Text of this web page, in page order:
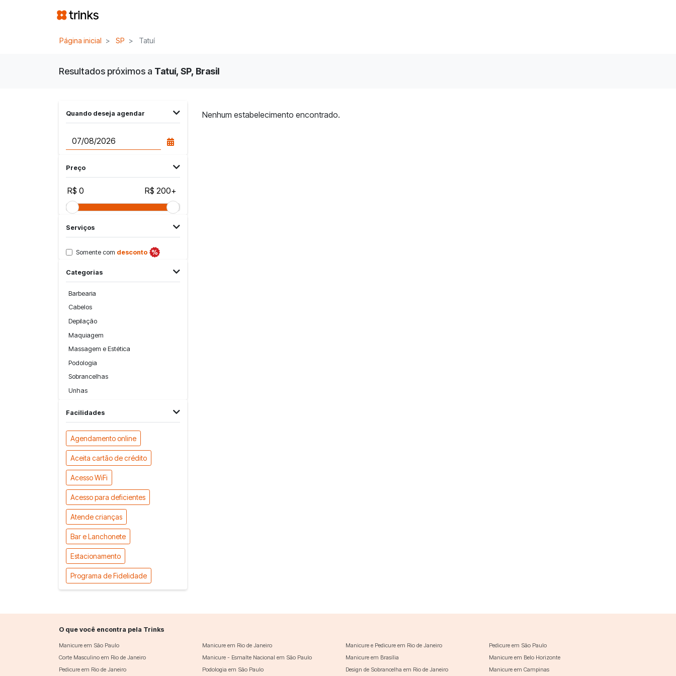
Página inicial SP Tatuí
Resultados próximos a Tatuí, SP, Brasil
Quando deseja agendar
Preço
R$ 0 R$ 200+
Serviços
Somente com desconto
Categorias
Barbearia
Cabelos
Depilação
Maquiagem
Massagem e Estética
Podologia
Sobrancelhas
Unhas
Facilidades
Agendamento online
Aceita cartão de crédito
Acesso WiFi
Acesso para deficientes
Atende crianças
Bar e Lanchonete
Estacionamento
Programa de Fidelidade
Nenhum estabelecimento encontrado.
O que você encontra pela Trinks
Manicure em São Paulo Manicure em Rio de Janeiro Manicure e Pedicure em Rio de Janeiro
Pedicure em São Paulo
Corte Masculino em Rio de Janeiro
Manicure - Esmalte Nacional em São Paulo Manicure em Brasília
Manicure em Belo Horizonte
Pedicure em Rio de Janeiro
Podologia em São Paulo Design de Sobrancelha em Rio de Janeiro Manicure em Campinas